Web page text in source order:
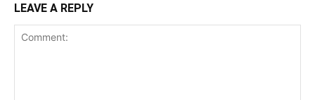
LEAVE A REPLY